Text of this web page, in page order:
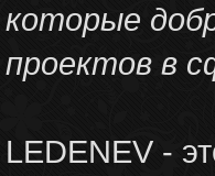
которые
проектов в
LEDENEV -